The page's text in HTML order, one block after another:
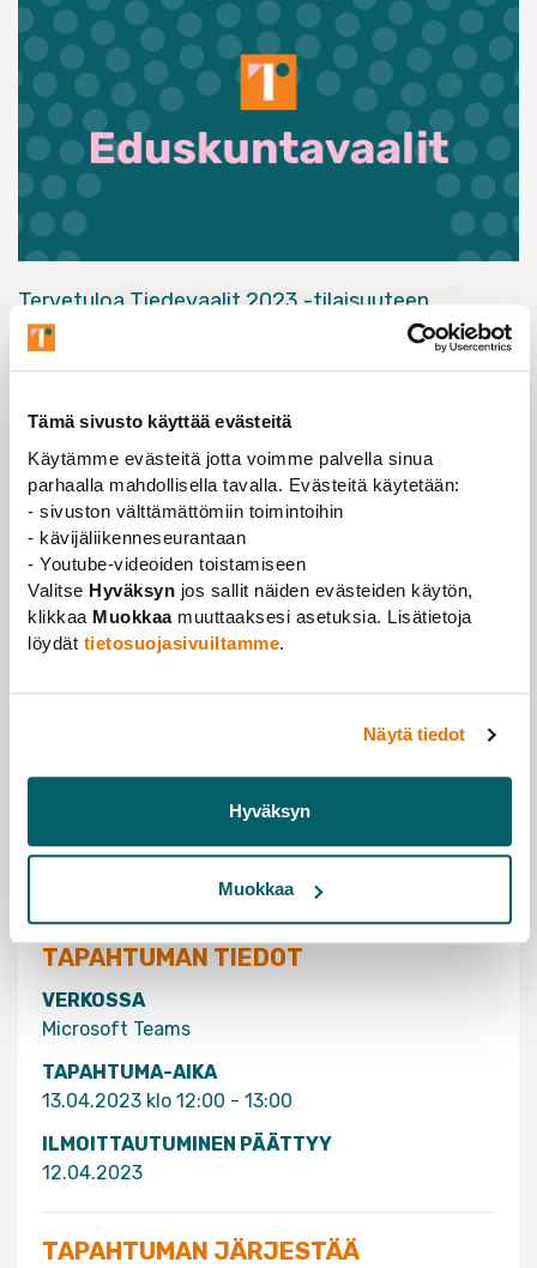
Tämä sivusto käyttää evästeitä
Käytämme evästeitä jotta voimme palvella sinua
parhaalla mahdollisella tavalla. Evästeitä käytetään:
- sivuston välttämättömiin toimintoihin
- kävijäliikenneseurantaan
- Youtube-videoiden toistamiseen
Valitse Hyväksyn jos sallit näiden evästeiden käytön,
klikkaa Muokkaamuuttaaksesi asetuksia. Lisätietoja
löydät tietosuojasivuiltamme.
Näytä tiedot
Hyväksyn
Muokkaa
Tervetuloa Tiedevaalit 2023 -tilaisuuteen
kuulemaan mitä eduskuntavaalien tulos voi
merkitä tieteentekemiselle ja tieteentekijöille!
Politiikan tutkijat Emilia Palonen
Juha Ylisalo
Kirsti Sintosenjohdolla, miltä vaalitulos näyttää
tieteentekijän ja erityisestiTieteentekijöiden
vaalitavoitteidennäkökulmasta.
Tilaisuus järjestetään torstaina 13. huhtikuuta klo 12–
13 Microsoft Teams -alustalla.
Tilaisuuden lopussa on tuokio muutamalle
tutkijoille etukäteen ilmoittautumisen yhteydessä.
Lämpimästi tervetuloa!
TAPAHTUMAN TIEDOT
VERKOSSA
Microsoft Teams
TAPAHTUMA-AIKA
13.04.2023 klo 12:00 - 13:00
ILMOITTAUTUMINEN PÄÄTTYY
12.04.2023
TAPAHTUMAN JÄRJESTÄÄ